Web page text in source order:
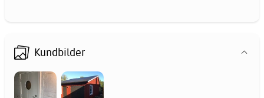
Kundbilder